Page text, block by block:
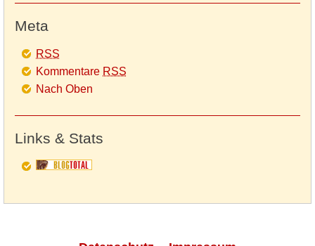
Meta
RSS
Kommentare RSS
Nach Oben
Links & Stats